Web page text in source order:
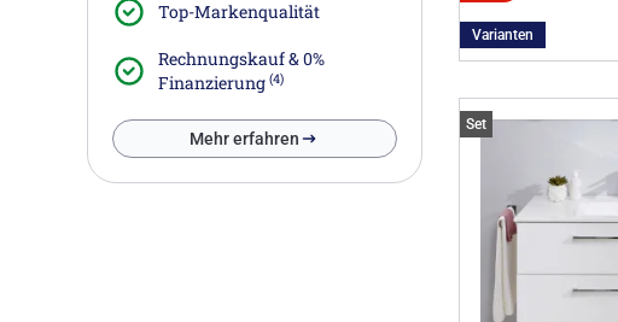
Top-Markenqualität
Rechnungskauf & 0%
Finanzierung (4)
Mehr erfahren
Varianten
Set